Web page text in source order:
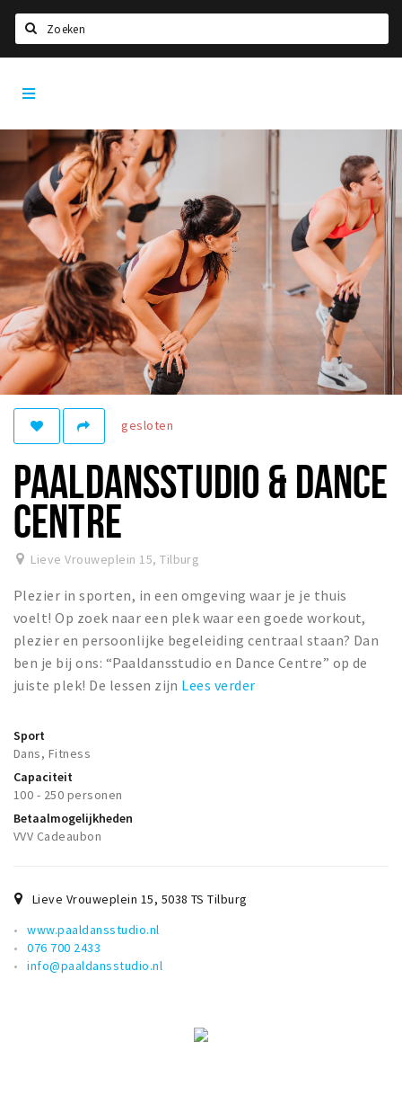
Home
Agenda
Deals
Nieuws, interviews & blogs
Eten
Drinken
Slapen
Recreatief
Winkels
Winkelgebieden
Parkeren
Bezienswaardigheden
Musea, theaters & podia
Uitjes & activiteiten
Natuurgebieden
Andere City Apps
Inloggen
gesloten
PAALDANSSTUDIO & DANCE
CENTRE
Lieve Vrouweplein 15,Tilburg
Plezier in sporten, in een omgeving waar je je thuis
voelt! Op zoek naar een plek waar een goede workout,
plezier en persoonlijke begeleiding centraal staan? Dan
ben je bij ons: “Paaldansstudio en Dance Centre” op de
juiste plek! De lessen zijn Lees verder
Sport
Dans, Fitness
Capaciteit
100 - 250 personen
Betaalmogelijkheden
VVV Cadeaubon
Lieve Vrouweplein 15, 5038 TSTilburg
www.paaldansstudio.nl
076 700 2433
info@paaldansstudio.nl